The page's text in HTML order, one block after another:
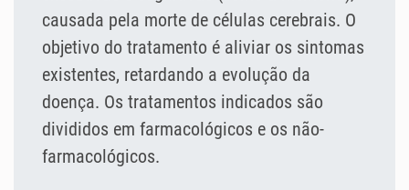
causada pela morte de células cerebrais. O
objetivo do tratamento é aliviar os sintomas
existentes, retardando a evolução da
doença. Os tratamentos indicados são
divididos em farmacológicos e os não-
farmacológicos.